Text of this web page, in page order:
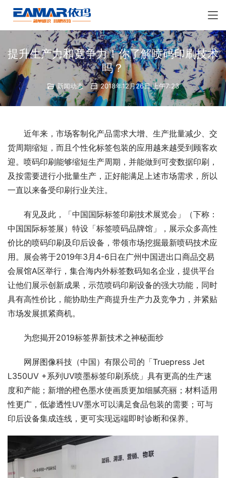
提升生产力和竞争力！你了解喷码印刷技术
吗？
新闻动态 2018年12月26日 上午7:23
近年来，市场客制化产品需求大增、生产批量减少、交
货周期缩短，而且个性化标签包装的应用越来越受到顾客欢
迎。喷码印刷能够缩短生产周期，并能做到可变数据印刷，
及按需要进行小批量生产，正好能满足上述市场需求，所以
一直以来备受印刷行业关注。
有见及此，「中国国际标签印刷技术展览会」（下称：
中国国际标签展）特设「标签喷码品牌馆」，展示众多高性
价比的喷码印刷及印后设备，带领市场挖掘最新喷码技术应
用。展会将于2019年3月4-6日在广州中国进出口商品交易
会展馆A区举行，集合海内外标签数码知名企业，提供平台
让他们展示创新成果，示范喷码印刷设备的强大功能，同时
具有高性价比，能协助生产商提升生产力及竞争力，并紧贴
市场发展抓紧商机。
为您揭开2019标签界新技术之神秘面纱
网屏图像科技（中国）有限公司的「Truepress Jet
L350UV +系列UV喷墨标签印刷系统」具有更高的生产速
度和产能；新增的橙色墨水使画质更加细腻亮丽；材料适用
性更广，低渗透性UV墨水可以满足食品包装的需要；可与
印后设备集成连线，更可实现远端即时诊断和保养。